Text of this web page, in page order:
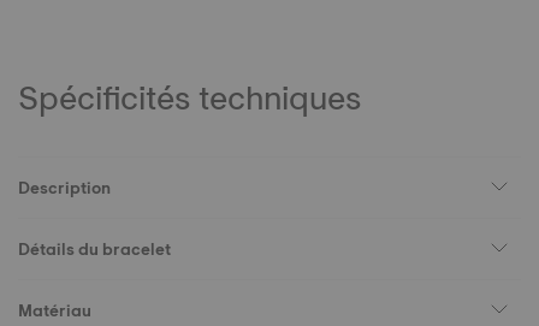
Spécificités techniques
Description
Détails du bracelet
Matériau